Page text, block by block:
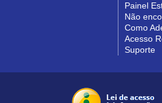
Painel
Não
Como
Acesso
Suporte